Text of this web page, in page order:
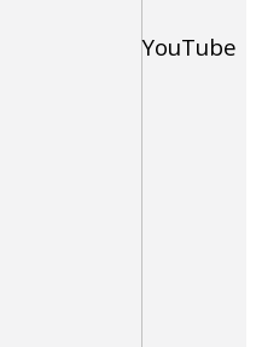
YouTube